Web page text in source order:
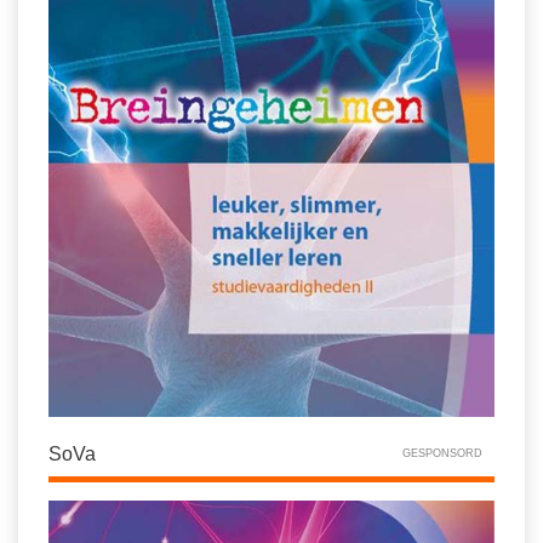
Kinderboekenweek
Kleurplaten
Mediawijsheid
Nieuws
Onderwijsprijs
Ruimte
Schoolreisideeën
Schoolspullen
Seizoenen
Seksualiteit
Sinterklaas
Verzorging
MEER...
AI voor het onderwijs
Kruiswoordpuzzels
Onderwijslonen
Vrijeschoolonderwijs
Montessori onderwijs
Jenaplanonderwijs
Daltononderwijs
Onderwijsvacatures
Afscheidstekst collega
SoVa GESPONSORD